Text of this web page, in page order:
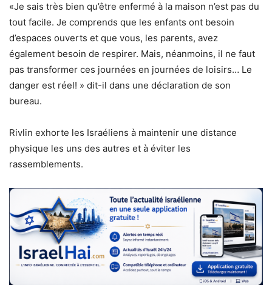
«Je sais très bien qu’être enfermé à la maison n’est pas du
tout facile. Je comprends que les enfants ont besoin
d’espaces ouverts et que vous, les parents, avez
également besoin de respirer. Mais, néanmoins, il ne faut
pas transformer ces journées en journées de loisirs… Le
danger est réel! » dit-il dans une déclaration de son
bureau.
Rivlin exhorte les Israéliens à maintenir une distance
physique les uns des autres et à éviter les
rassemblements.